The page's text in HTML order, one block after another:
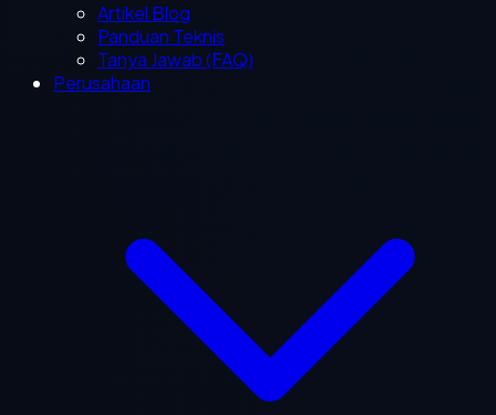
Artikel Blog
Panduan Teknis
Tanya Jawab (FAQ)
Perusahaan